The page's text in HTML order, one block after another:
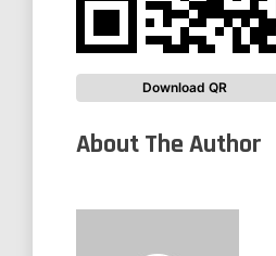
Download QR
About The Author